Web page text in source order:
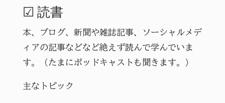
☑ 読書
本、ブログ、新聞や雑誌記事、ソーシャルメデ
ィアの記事などなど絶えず読んで学んでいま
す。（たまにポッドキャストも聞きます。）
主なトピック